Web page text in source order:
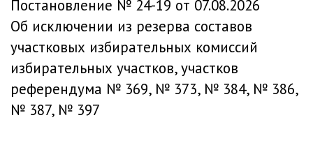
Постановление № 24-19 от 07.08.2026
Об исключении из резерва составов
участковых избирательных комиссий
избирательных участков, участков
референдума № 369, № 373, № 384, № 386,
№ 387, № 397